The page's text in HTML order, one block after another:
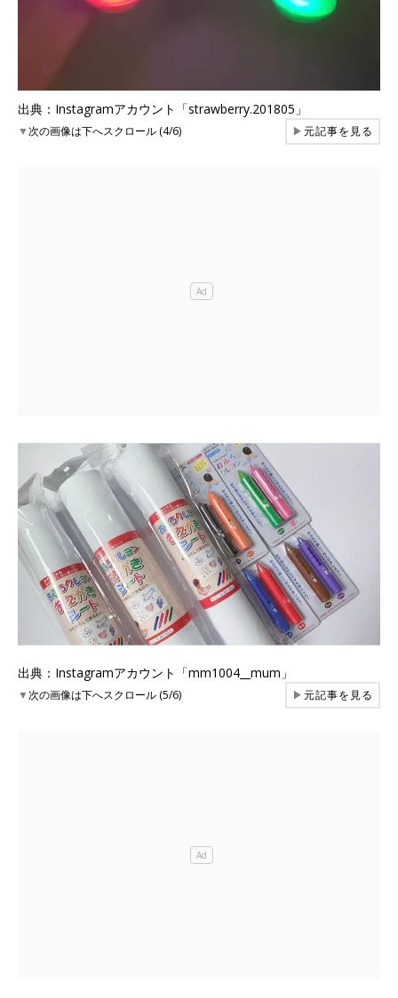
出典：Instagramアカウント「strawberry.201805」
▼次の画像は下へスクロール (4/6) ▶元記事を見る
出典：Instagramアカウント「mm1004__mum」
▼次の画像は下へスクロール (5/6) ▶元記事を見る